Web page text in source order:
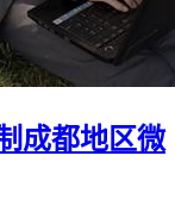
成都地区微